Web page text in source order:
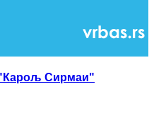
"Карољ Сирмаи"